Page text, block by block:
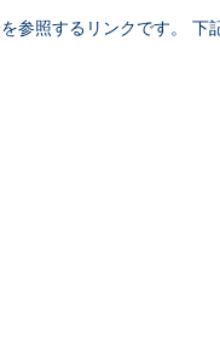
参照するリンクです。